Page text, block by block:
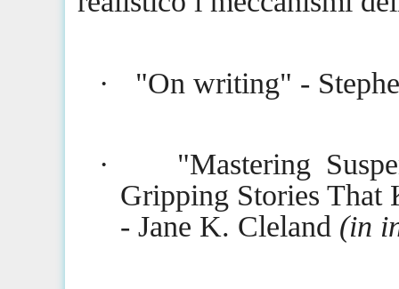
· "On writing" -
·
"Mastering
Gripping Stories That
- Jane K. Cleland (in